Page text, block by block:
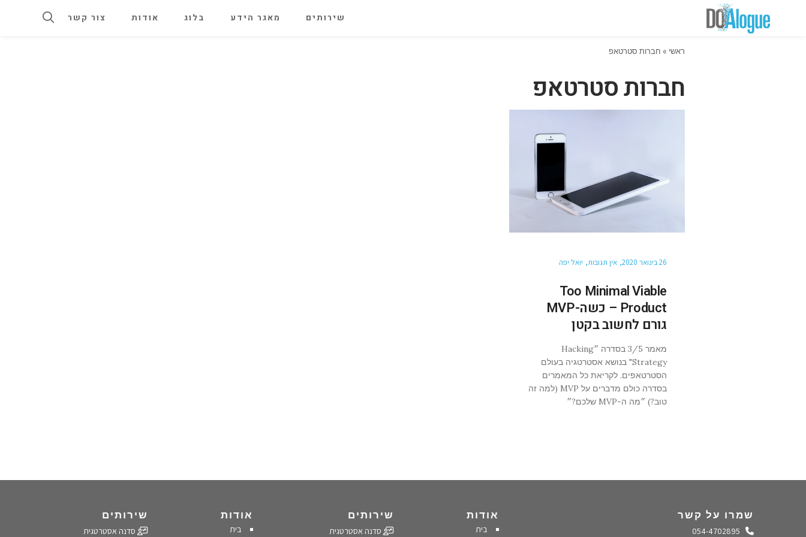
שירותים מאגר הידע בלוג אודות צור קשר
ראשי » חברות סטרטאפ
חברות סטרטאפ
26 בינואר 2020 אין תגובות יואל יפה
Too Minimal Viable
Product – כשה-MVP
גורם לחשוב בקטן
מאמר 3/5 בסדרה ״Hacking
Strategy" בנושא אסטרטגיה בעולם
הסטרטאפים. לקריאת כל המאמרים
בסדרה כולם מדברים על MVP (למה זה
טוב?) ״מה ה-MVP שלכם?״
שמרו על קשר
התקשרו אלינו
אודות
בית
שירותים
סדנה אסטרטגית
אודות
בית
שירותים
סדנה אסטרטגית